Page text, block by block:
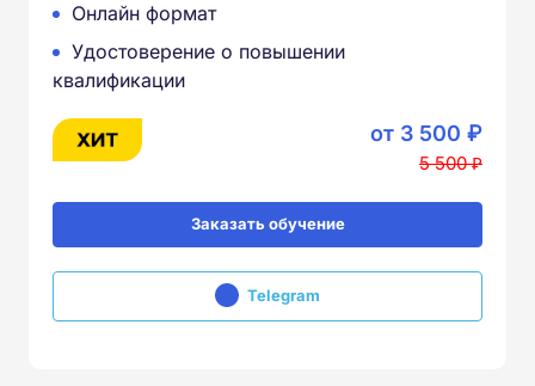
Онлайн формат
Удостоверение о повышении
квалификации
от 3 500 ₽
5 500 ₽
Заказать обучение
Telegram